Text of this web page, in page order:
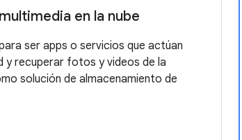
en la nube
ser apps o servicios que actúan
y recuperar fotos y videos de la
solución de almacenamiento de